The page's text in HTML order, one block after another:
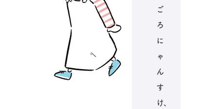
ご
ろ
に
ゃ
ん
す
け、